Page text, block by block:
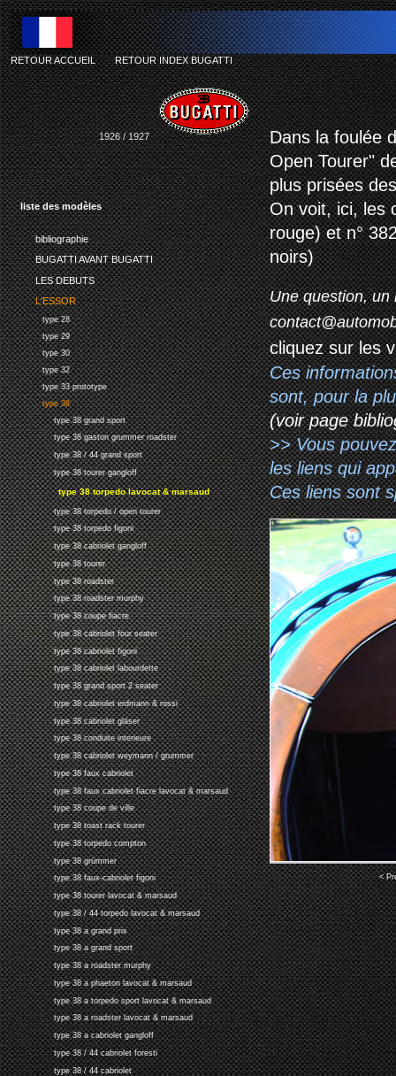
liste des modèles
bibliographie
BUGATTI AVANT BUGATTI
LES DEBUTS
L'ESSOR
type 28
type 29
type 30
type 32
type 33 prototype
type 38
type 38 grand sport
type 38 gaston grummer roadster
type 38 / 44 grand sport
type 38 tourer gangloff
type 38 torpedo lavocat & marsaud
type 38 torpedo / open tourer
type 38 torpedo figoni
type 38 cabriolet gangloff
type 38 tourer
type 38 roadster
type 38 roadster murphy
type 38 coupe fiacre
type 38 cabriolet four seater
type 38 cabriolet figoni
type 38 cabriolet labourdette
type 38 grand sport 2 seater
type 38 cabriolet erdmann & rossi
type 38 cabriolet gläser
type 38 conduite interieure
type 38 cabriolet weymann / grummer
type 38 faux cabriolet
type 38 faux cabriolet fiacre lavocat & marsaud
type 38 coupe de ville
type 38 toast rack tourer
type 38 torpedo compton
type 38 grümmer
type 38 faux-cabriolet figoni
type 38 tourer lavocat & marsaud
type 38 / 44 torpedo lavocat & marsaud
type 38 a grand prix
type 38 a grand sport
type 38 a roadster murphy
type 38 a phaeton lavocat & marsaud
type 38 a torpedo sport lavocat & marsaud
type 38 a roadster lavocat & marsaud
type 38 a cabriolet gangloff
type 38 / 44 cabriolet foresti
type 38 / 44 cabriolet
RETOUR ACCUEIL-RETOUR INDEX BUGATTI
1926 / 1927
Dans la foulée
Open Tourer"
plus prisées
On voit, ici, les
rouge) et n°
noirs)
Une question, un
cliquez sur les
Ces
sont, pour la
(voir page
>> Vous
les liens qui
Ces liens sont
<